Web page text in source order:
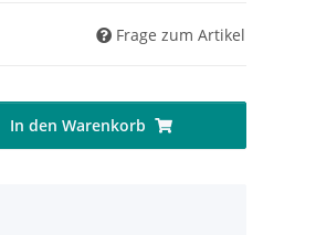
Frage zum Artikel
In den Warenkorb